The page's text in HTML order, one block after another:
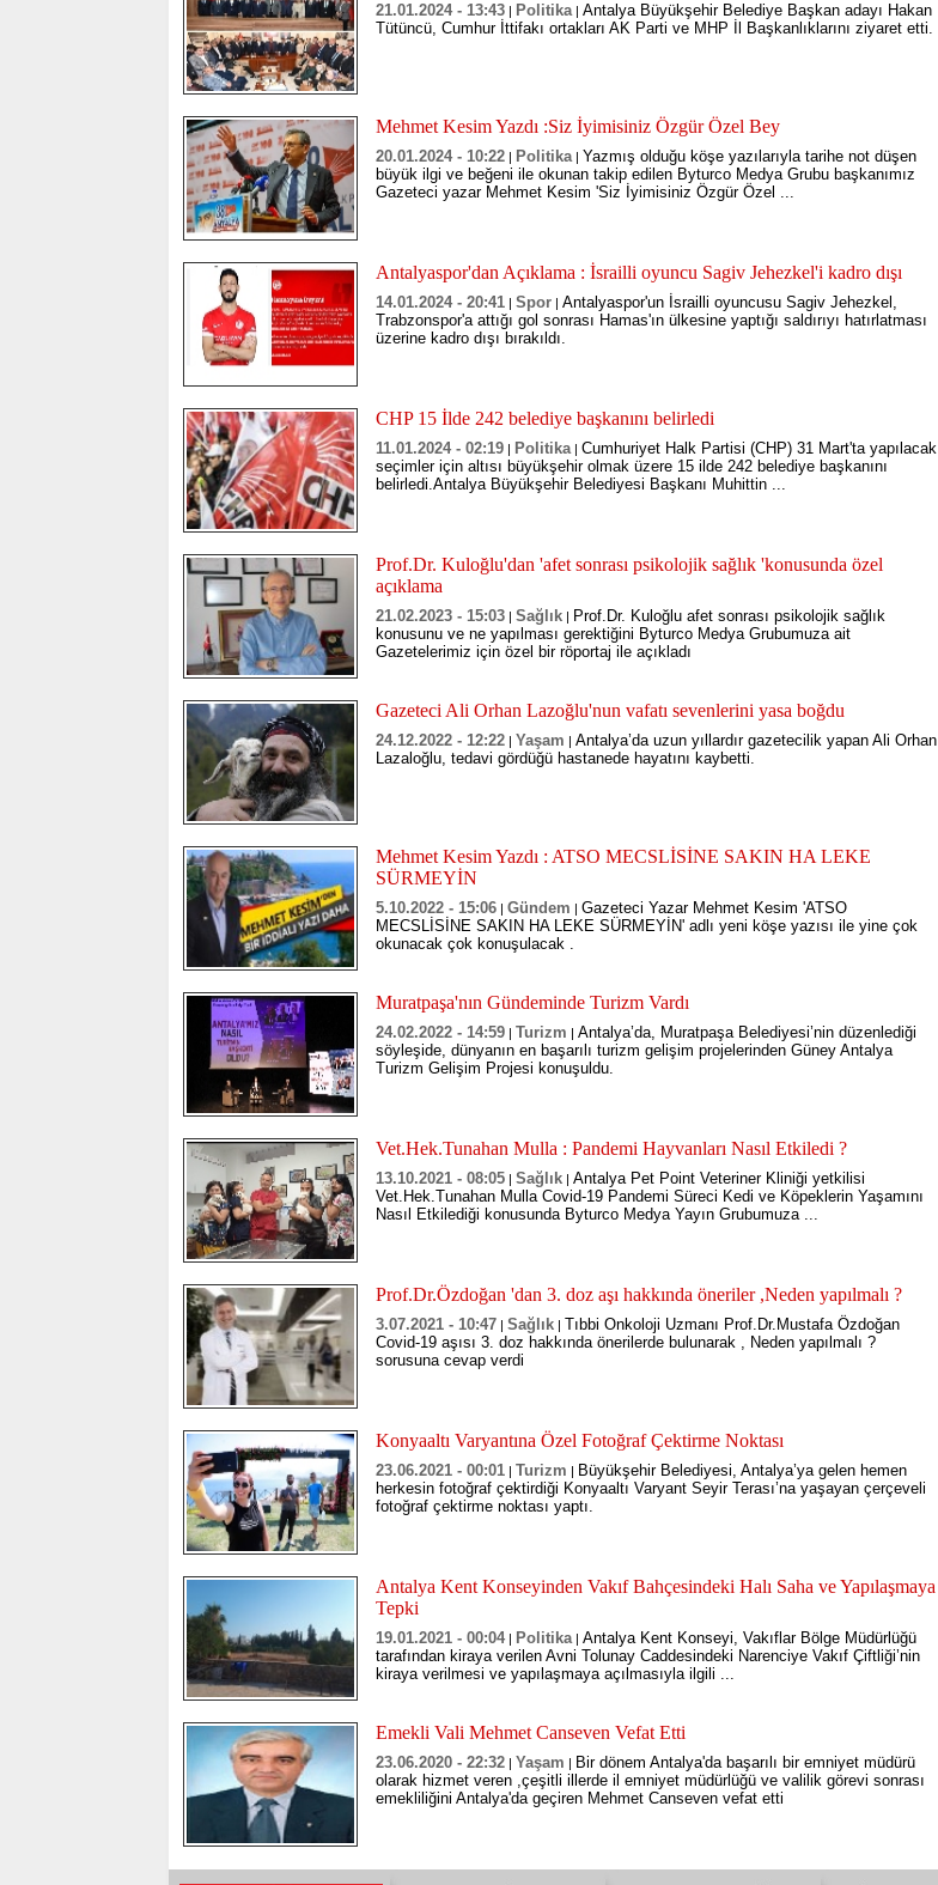
21.01.2024 - 13:43 | Politika | Antalya Büyükşehir Belediye Başkan adayı Hakan
Tütüncü, Cumhur İttifakı ortakları AK Parti ve MHP İl Başkanlıklarını ziyaret etti.
Mehmet Kesim Yazdı :Siz İyimisiniz Özgür Özel Bey
20.01.2024 - 10:22 | Politika | Yazmış olduğu köşe yazılarıyla tarihe not düşen
büyük ilgi ve beğeni ile okunan takip edilen Byturco Medya Grubu başkanımız
Gazeteci yazar Mehmet Kesim 'Siz İyimisiniz Özgür Özel ...
Antalyaspor'dan Açıklama : İsrailli oyuncu Sagiv Jehezkel'i kadro dışı
14.01.2024 - 20:41 | Spor | Antalyaspor'un İsrailli oyuncusu Sagiv Jehezkel,
Trabzonspor'a attığı gol sonrası Hamas'ın ülkesine yaptığı saldırıyı hatırlatması
üzerine kadro dışı bırakıldı.
CHP 15 İlde 242 belediye başkanını belirledi
11.01.2024 - 02:19 | Politika | Cumhuriyet Halk Partisi (CHP) 31 Mart'ta yapılacak
seçimler için altısı büyükşehir olmak üzere 15 ilde 242 belediye başkanını
belirledi.Antalya Büyükşehir Belediyesi Başkanı Muhittin ...
Prof.Dr. Kuloğlu'dan 'afet sonrası psikolojik sağlık 'konusunda özel
açıklama
21.02.2023 - 15:03 | Sağlık | Prof.Dr. Kuloğlu afet sonrası psikolojik sağlık
konusunu ve ne yapılması gerektiğini Byturco Medya Grubumuza ait
Gazetelerimiz için özel bir röportaj ile açıkladı
Gazeteci Ali Orhan Lazoğlu'nun vafatı sevenlerini yasa boğdu
24.12.2022 - 12:22 | Yaşam | ​Antalya’da uzun yıllardır gazetecilik yapan Ali Orhan
Lazaloğlu, tedavi gördüğü hastanede hayatını kaybetti.
Mehmet Kesim Yazdı : ATSO MECSLİSİNE SAKIN HA LEKE
SÜRMEYİN
5.10.2022 - 15:06 | Gündem | Gazeteci Yazar Mehmet Kesim 'ATSO
MECSLİSİNE SAKIN HA LEKE SÜRMEYİN' adlı yeni köşe yazısı ile yine çok
okunacak çok konuşulacak .
Muratpaşa'nın Gündeminde Turizm Vardı
24.02.2022 - 14:59 | Turizm | Antalya’da, Muratpaşa Belediyesi’nin düzenlediği
söyleşide, dünyanın en başarılı turizm gelişim projelerinden Güney Antalya
Turizm Gelişim Projesi konuşuldu.
Vet.Hek.Tunahan Mulla : Pandemi Hayvanları Nasıl Etkiledi ?
13.10.2021 - 08:05 | Sağlık | Antalya Pet Point Veteriner Kliniği yetkilisi
Vet.Hek.Tunahan Mulla Covid-19 Pandemi Süreci Kedi ve Köpeklerin Yaşamını
Nasıl Etkilediği konusunda Byturco Medya Yayın Grubumuza ...
Prof.Dr.Özdoğan 'dan 3. doz aşı hakkında öneriler ,Neden yapılmalı ?
3.07.2021 - 10:47 | Sağlık | Tıbbi Onkoloji Uzmanı Prof.Dr.Mustafa Özdoğan
Covid-19 aşısı 3. doz hakkında önerilerde bulunarak , Neden yapılmalı ?
sorusuna cevap verdi
Konyaaltı Varyantına Özel Fotoğraf Çektirme Noktası
23.06.2021 - 00:01 | Turizm | Büyükşehir Belediyesi, Antalya’ya gelen hemen
herkesin fotoğraf çektirdiği Konyaaltı Varyant Seyir Terası’na yaşayan çerçeveli
fotoğraf çektirme noktası yaptı.
Antalya Kent Konseyinden Vakıf Bahçesindeki Halı Saha ve Yapılaşmaya
Tepki
19.01.2021 - 00:04| Politika | Antalya Kent Konseyi, Vakıflar Bölge Müdürlüğü
tarafından kiraya verilen Avni Tolunay Caddesindeki Narenciye Vakıf Çiftliği’nin
kiraya verilmesi ve yapılaşmaya açılmasıyla ilgili ...
Emekli Vali Mehmet Canseven Vefat Etti
23.06.2020 - 22:32 | Yaşam | Bir dönem Antalya'da başarılı bir emniyet müdürü
olarak hizmet veren ,çeşitli illerde il emniyet müdürlüğü ve valilik görevi sonrası
emekliliğini Antalya'da geçiren Mehmet Canseven vefat etti